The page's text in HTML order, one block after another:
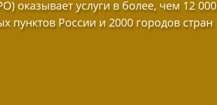
оказывает услуги в более, чем 12 000
пунктов России и 2000 городов стран